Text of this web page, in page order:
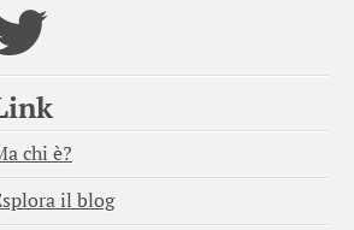
chi è?
il blog